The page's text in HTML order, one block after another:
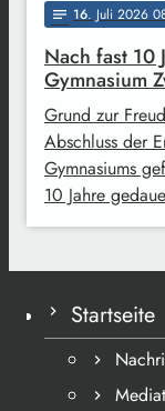
notes 16. Juli 2026
Nach fast 10
Gymnasium
Grund zur
Abschluss der
Gymnasiums
10 Jahre
Startseite